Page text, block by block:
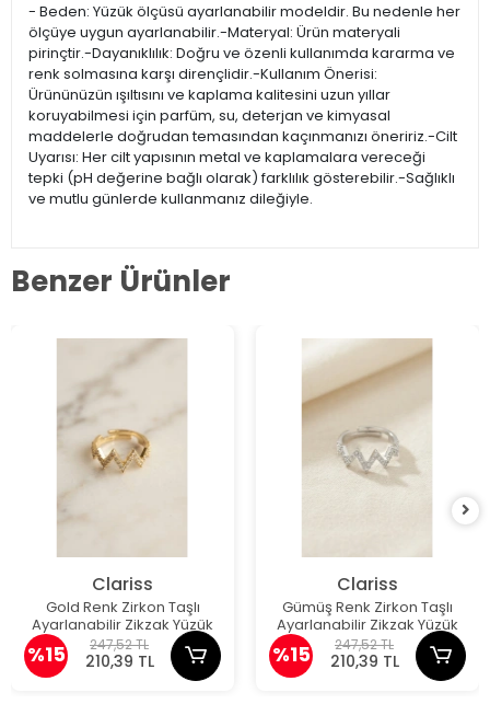
- Beden: Yüzük ölçüsü ayarlanabilir modeldir. Bu nedenle her
ölçüye uygun ayarlanabilir.-Materyal: Ürün materyali
pirinçtir.-Dayanıklılık: Doğru ve özenli kullanımda kararma ve
renk solmasına karşı dirençlidir.-Kullanım Önerisi:
Ürününüzün ışıltısını ve kaplama kalitesini uzun yıllar
koruyabilmesi için parfüm, su, deterjan ve kimyasal
maddelerle doğrudan temasından kaçınmanızı öneririz.-Cilt
Uyarısı: Her cilt yapısının metal ve kaplamalara vereceği
tepki (pH değerine bağlı olarak) farklılık gösterebilir.-Sağlıklı
ve mutlu günlerde kullanmanız dileğiyle.
Benzer Ürünler
Clariss
Gold Renk Zirkon Taşlı
Ayarlanabilir Zikzak Yüzük
%15 247,52 TL
210,39 TL
Clariss
Gümüş Renk Zirkon Taşlı
Ayarlanabilir Zikzak Yüzük
%15 247,52 TL
210,39 TL